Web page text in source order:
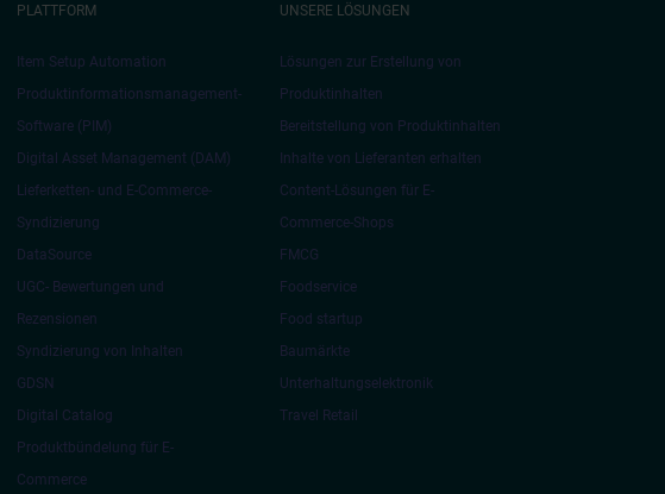
PLATTFORM
Item Setup Automation
Produktinformationsmanagement-
Software (PIM)
Digital Asset Management (DAM)
Lieferketten- und E-Commerce-
Syndizierung
DataSource
UGC- Bewertungen und
Rezensionen
Syndizierung von Inhalten
GDSN
Digital Catalog
Produktbündelung für E-
Commerce
UNSERE LÖSUNGEN
Lösungen zur Erstellung von
Produktinhalten
Bereitstellung von Produktinhalten
Inhalte von Lieferanten erhalten
Content-Lösungen für E-
Commerce-Shops
FMCG
Foodservice
Food startup
Baumärkte
Unterhaltungselektronik
Travel Retail